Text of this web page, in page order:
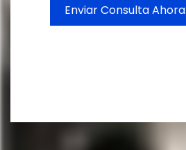
Enviar Consulta Ahora